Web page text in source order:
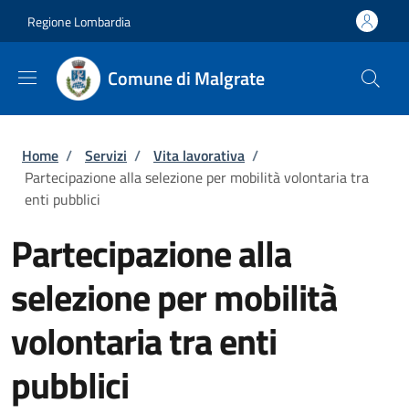
Regione Lombardia
Comune di Malgrate
Briciole di pane
Home / Servizi / Vita lavorativa /
Partecipazione alla selezione per mobilità volontaria tra
enti pubblici
Partecipazione alla
selezione per mobilità
volontaria tra enti
pubblici